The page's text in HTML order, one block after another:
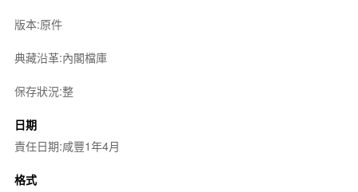
版本:原件
典藏沿革:內閣檔庫
保存狀況:整
日期
責任日期:咸豐1年4月
格式